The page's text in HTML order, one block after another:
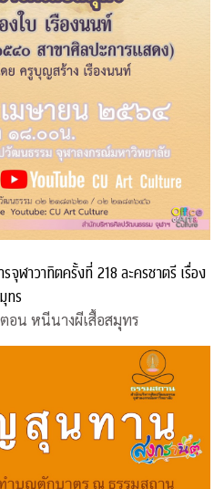
ฬาวาทิตครั้งที่ 218 ละครชาตรี เรื่อง
ทร
อน หนีนางผีเสื้อสมุทร